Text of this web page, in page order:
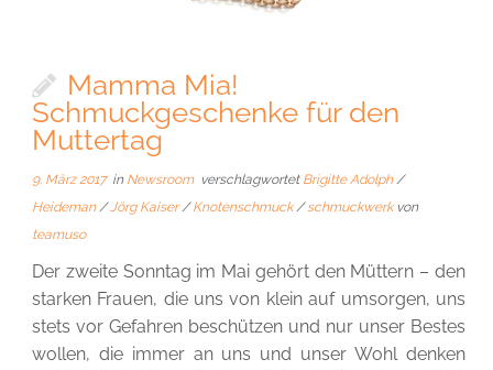
Mamma Mia!
Schmuckgeschenke für den
Muttertag
9. März 2017in Newsroom verschlagwortet Brigitte Adolph/
Heideman/Jörg Kaiser/Knotenschmuck/schmuckwerk von
teamuso
Der zweite Sonntag im Mai gehört den Müttern – den
starken Frauen, die uns von klein auf umsorgen, uns
stets vor Gefahren beschützen und nur unser Bestes
wollen, die immer an uns und unser Wohl denken